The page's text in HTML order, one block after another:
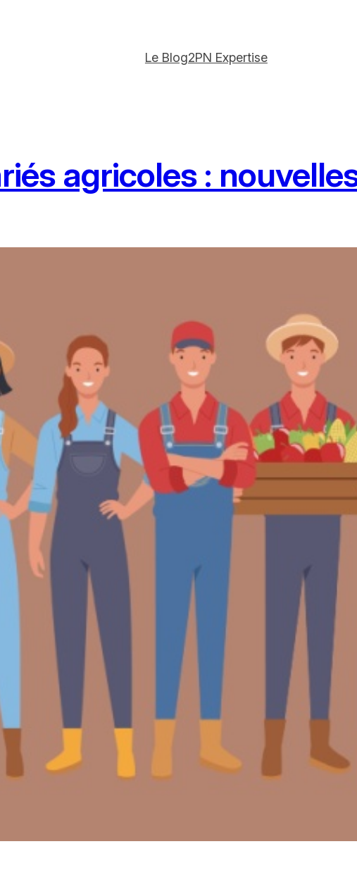
Le Blog2PN Expertise
agricoles :